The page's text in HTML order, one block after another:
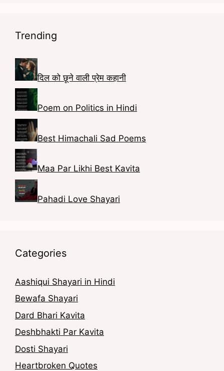
k
r
m
r
s
t
e
n
Trending
दिल को छूने वाली प्रेम कहानी
Poem on Politics in Hindi
Best Himachali Sad Poems
Maa Par Likhi Best Kavita
Pahadi Love Shayari
Categories
Aashiqui Shayari in Hindi
Bewafa Shayari
Dard Bhari Kavita
Deshbhakti Par Kavita
Dosti Shayari
Heartbroken Quotes